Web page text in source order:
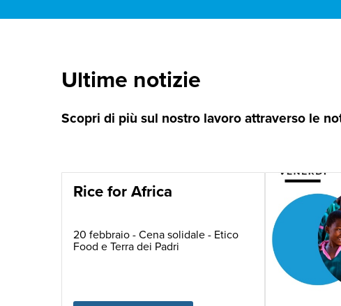
Ultime notizie
Scopri di più sul nostro lavoro attraverso le
Rice for Africa
20 febbraio - Cena solidale - Etico
Food e Terra dei Padri